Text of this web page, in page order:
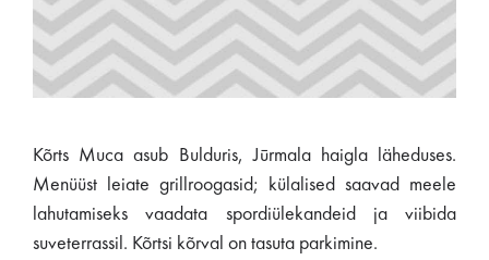
Kõrts Muca asub Bulduris, Jūrmala haigla läheduses.
Menüüst leiate grillroogasid; külalised saavad meele
lahutamiseks vaadata spordiülekandeid ja viibida
suveterrassil. Kõrtsi kõrval on tasuta parkimine.